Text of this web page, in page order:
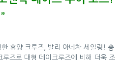
휴양 크루즈, 발리 아네차 세일링! 총
즈로 대형 데이크루즈에 비해 더욱 조